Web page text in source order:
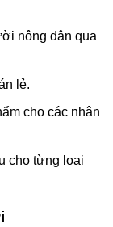
nông dân qua
lẻ.
cho các nhân
cho từng loại